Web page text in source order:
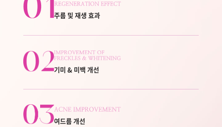
주름 및 재생 효과
기미 & 미백 개선
여드름 개선